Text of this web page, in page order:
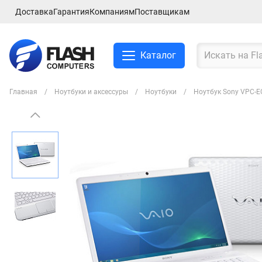
ДоставкаГарантияКомпаниямПоставщикам
Каталог
Главная Ноутбуки и аксессуры Ноутбуки Ноутбук Sony
Ноутбуки и аксессуры
Компьютеры и
комплектующие
Сетевое оборудование
ТВ, Аудио и Видео